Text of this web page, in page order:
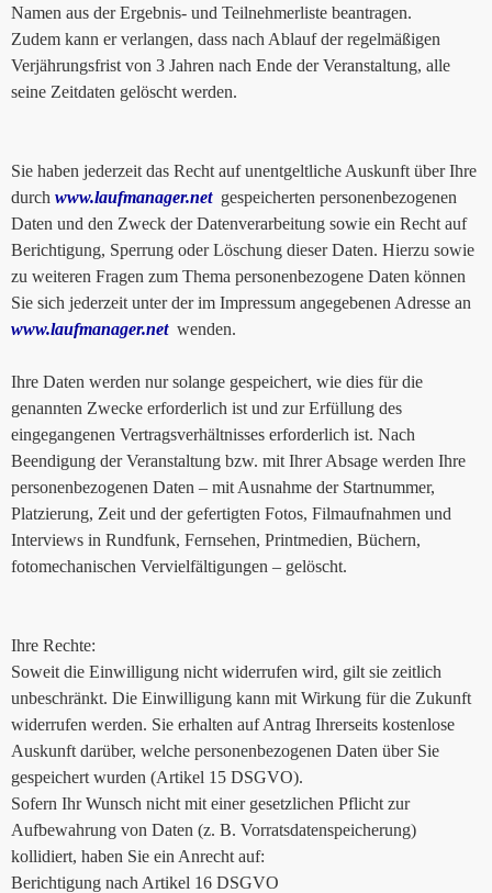
Namen aus der Ergebnis- und Teilnehmerliste beantragen.
Zudem kann er verlangen, dass nach Ablauf der regelmäßigen
Verjährungsfrist von 3 Jahren nach Ende der Veranstaltung, alle
seine Zeitdaten gelöscht werden.
Sie haben jederzeit das Recht auf unentgeltliche Auskunft über Ihre
durch www.laufmanager.netgespeicherten personenbezogenen
Daten und den Zweck der Datenverarbeitung sowie ein Recht auf
Berichtigung, Sperrung oder Löschung dieser Daten. Hierzu sowie
zu weiteren Fragen zum Thema personenbezogene Daten können
Sie sich jederzeit unter der im Impressum angegebenen Adresse an
www.laufmanager.netwenden.
Ihre Daten werden nur solange gespeichert, wie dies für die
genannten Zwecke erforderlich ist und zur Erfüllung des
eingegangenen Vertragsverhältnisses erforderlich ist. Nach
Beendigung der Veranstaltung bzw. mit Ihrer Absage werden Ihre
personenbezogenen Daten – mit Ausnahme der Startnummer,
Platzierung, Zeit und der gefertigten Fotos, Filmaufnahmen und
Interviews in Rundfunk, Fernsehen, Printmedien, Büchern,
fotomechanischen Vervielfältigungen – gelöscht.
Ihre Rechte:
Soweit die Einwilligung nicht widerrufen wird, gilt sie zeitlich
unbeschränkt. Die Einwilligung kann mit Wirkung für die Zukunft
widerrufen werden. Sie erhalten auf Antrag Ihrerseits kostenlose
Auskunft darüber, welche personenbezogenen Daten über Sie
gespeichert wurden (Artikel 15 DSGVO).
Sofern Ihr Wunsch nicht mit einer gesetzlichen Pflicht zur
Aufbewahrung von Daten (z. B. Vorratsdatenspeicherung)
kollidiert, haben Sie ein Anrecht auf:
Berichtigung nach Artikel 16 DSGVO